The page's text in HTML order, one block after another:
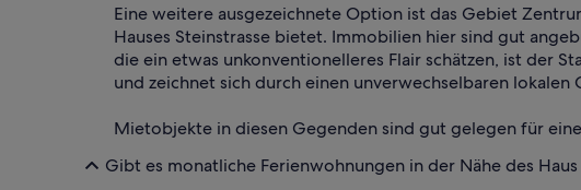
Eine weitere ausgezeichnete Option ist das Gebiet
Hauses Steinstrasse bietet. Immobilien hier sind gut
die ein etwas unkonventionelleres Flair schätzen, ist der
und zeichnet sich durch einen unverwechselbaren
Mietobjekte in diesen Gegenden sind gut gelegen für
Gibt es monatliche Ferienwohnungen in der Nähe des Haus